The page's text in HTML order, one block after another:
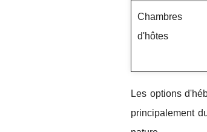
Chambres
d'hôtes
Les options
principalement